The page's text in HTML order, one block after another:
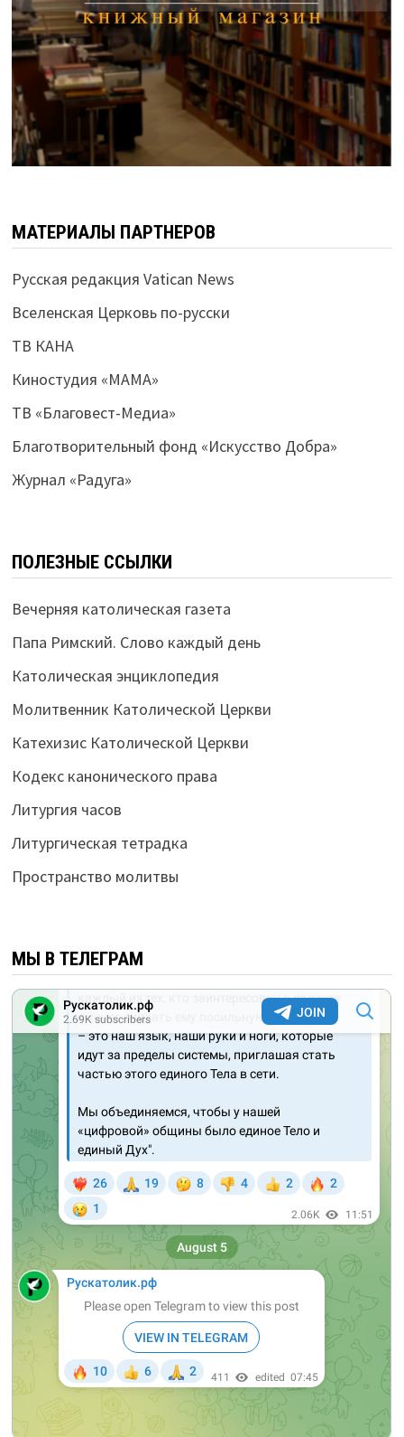
МАТЕРИАЛЫ ПАРТНЕРОВ
Русская редакция Vatican News
Вселенская Церковь по-русски
ТВ КАНА
Киностудия «МАМА»
ТВ «Благовест-Медиа»
Благотворительный фонд «Искусство Добра»
Журнал «Радуга»
ПОЛЕЗНЫЕ ССЫЛКИ
Вечерняя католическая газета
Папа Римский. Слово каждый день
Католическая энциклопедия
Молитвенник Католической Церкви
Катехизис Католической Церкви
Кодекс канонического права
Литургия часов
Литургическая тетрадка
Пространство молитвы
МЫ В ТЕЛЕГРАМ